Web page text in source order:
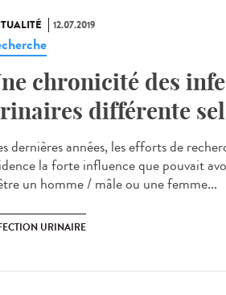
12.07.2019
chronicité des
différente
dernières années, les efforts de
la forte influence que pouvait
un homme / mâle ou une femme...
URINAIRE